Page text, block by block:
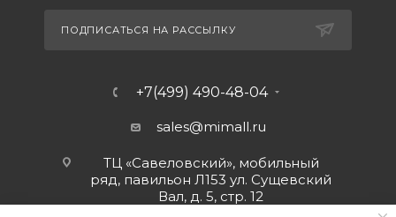
ПОДПИСАТЬСЯ НА РАССЫЛКУ
+7(499) 490-48-04
sales@mimall.ru
ТЦ «Савеловский», мобильный
ряд, павильон Л153 ул. Сущевский
Вал, д. 5, стр. 12